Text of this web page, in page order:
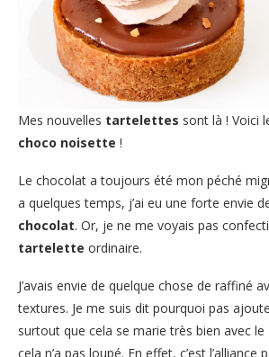
Mes nouvelles tartelettes sont là ! Voici
choco noisette !
Le chocolat a toujours été mon péché
a quelques temps, j’ai eu une forte envie
chocolat. Or, je ne me voyais pas
tartelette ordinaire.
J’avais envie de quelque chose de raffiné
textures. Je me suis dit pourquoi pas
surtout que cela se marie très bien avec le
cela n’a pas loupé. En effet, c’est l’alliance